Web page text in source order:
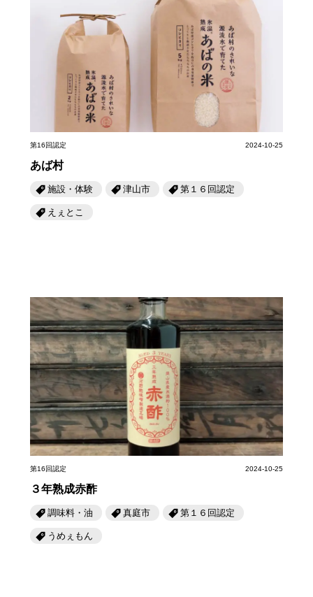
第16回認定 2024-10-25
あば村
施設・体験 津山市 第１６回認定
えぇとこ
第16回認定 2024-10-25
３年熟成赤酢
調味料・油 真庭市 第１６回認定
うめぇもん